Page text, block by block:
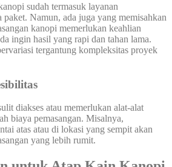
sudah termasuk layanan
paket. Namun, ada juga yang memisahkan
kanopi memerlukan keahlian
ingin hasil yang rapi dan tahan lama.
tergantung kompleksitas proyek
diakses atau memerlukan alat-alat
biaya pemasangan. Misalnya,
atas atau di lokasi yang sempit akan
yang lebih rumit.